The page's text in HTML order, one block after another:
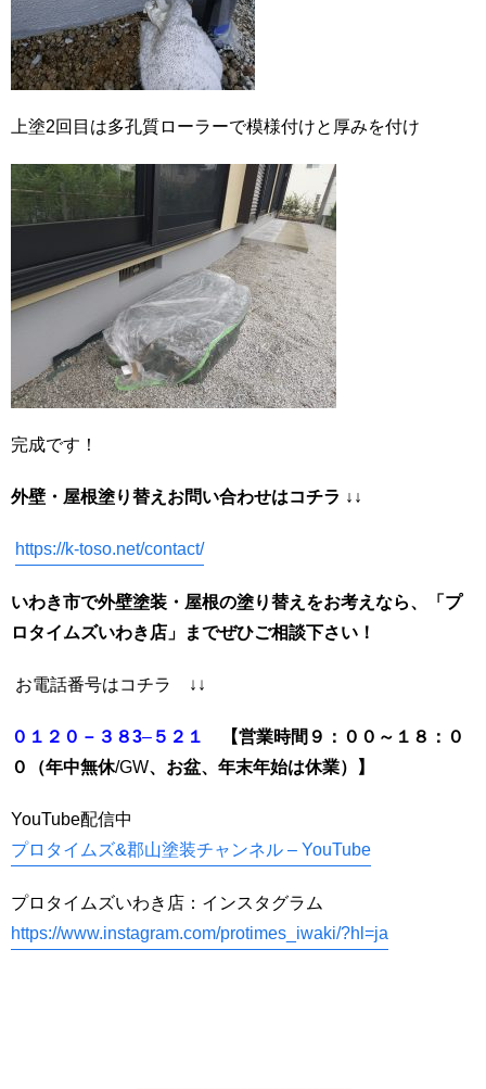
上塗2回目は多孔質ローラーで模様付けと厚みを付け
完成です！
外壁・屋根塗り替えお問い合わせはコチラ ↓↓
https://k-toso.net/contact/
いわき市で外壁塗装・屋根の塗り替えをお考えなら、「プ
ロタイムズいわき店」までぜひご相談下さい！
お電話番号はコチラ ↓↓
０１２０－３８3– ５２１
【営業時間９：００～１８：０
０（年中無休/GW、お盆、年末年始は休業）】
YouTube配信中
プロタイムズ&郡山塗装チャンネル – YouTube
プロタイムズいわき店：インスタグラム
https://www.instagram.com/protimes_iwaki/?hl=ja